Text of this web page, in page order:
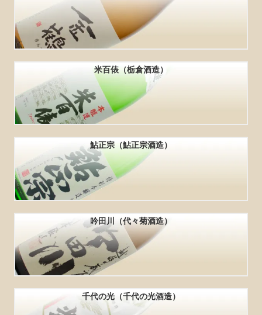
米百俵（栃倉酒造）
鮎正宗（鮎正宗酒造）
吟田川（代々菊酒造）
千代の光（千代の光酒造）